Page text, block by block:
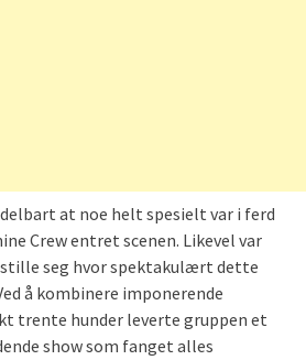
at noe helt spesielt var i ferd
Crew entret scenen. Likevel var
seg hvor spektakulært dette
å kombinere imponerende
trente hunder leverte gruppen et
show som fanget alles